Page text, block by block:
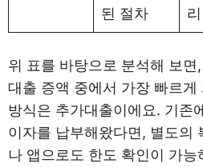
된 절차
위 표를 바탕으로 분석해 보
대출 증액 중에서 가장 빠르
방식은 추가대출이에요. 기존
이자를 납부해왔다면, 별도의
나 앱으로도 한도 확인이 가